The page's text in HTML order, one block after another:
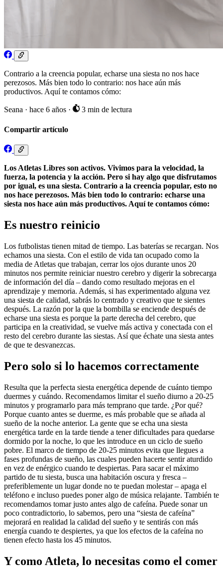
Contrario a la creencia popular, echarse una siesta no nos hace
perezosos. Más bien todo lo contrario: nos hace aún más
productivos. Aquí te contamos cómo:
Seana · hace 6 años · 3 min de lectura
Compartir artículo
Los Atletas Libres son activos. Vivimos para la velocidad, la
fuerza, la potencia y la acción. Pero si hay algo que disfrutamos
por igual, es una siesta. Contrario a la creencia popular, esto no
nos hace perezosos. Más bien todo lo contrario: echarse una
siesta nos hace aún más productivos. Aquí te contamos cómo:
Es nuestro reinicio
Los futbolistas tienen mitad de tiempo. Las baterías se recargan. Nos
echamos una siesta. Con el estilo de vida tan ocupado como la
media de Atletas que trabajan, cerrar los ojos durante unos 20
minutos nos permite reiniciar nuestro cerebro y digerir la sobrecarga
de información del día – dando como resultado mejoras en el
aprendizaje y memoria. Además, si has experimentado alguna vez
una siesta de calidad, sabrás lo centrado y creativo que te sientes
después. La razón por la que la bombilla se enciende después de
echarse una siesta es porque la parte derecha del cerebro, que
participa en la creatividad, se vuelve más activa y conectada con el
resto del cerebro durante las siestas. Así que échate una siesta antes
de que te desvanezcas.
Pero solo si lo hacemos correctamente
Resulta que la perfecta siesta energética depende de cuánto tiempo
duermes y cuándo. Recomendamos limitar el sueño diurno a 20-25
minutos y programarlo para más temprano que tarde. ¿Por qué?
Porque cuanto antes se duerme, es más probable que se añada al
sueño de la noche anterior. La gente que se echa una siesta
energética tarde en la tarde tiende a tener dificultades para quedarse
dormido por la noche, lo que les introduce en un ciclo de sueño
pobre. El marco de tiempo de 20-25 minutos evita que llegues a
fases profundas de sueño, las cuales pueden hacerte sentir aturdido
en vez de enérgico cuando te despiertas. Para sacar el máximo
partido de tu siesta, busca una habitación oscura y fresca –
preferiblemente un lugar donde no te puedan molestar – apaga el
teléfono e incluso puedes poner algo de música relajante. También te
recomendamos tomar justo antes algo de cafeína. Puede sonar un
poco contradictorio, lo sabemos, pero una “siesta de cafeína”
mejorará en realidad la calidad del sueño y te sentirás con más
energía cuando te despiertes, ya que los efectos de la cafeína no
tienen efecto hasta los 45 minutos.
Y como Atleta, lo necesitas como el comer